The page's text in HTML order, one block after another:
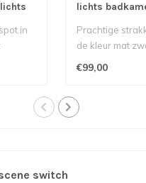
in
lichts
Prachtige
de kleur mat
€99,00
switch